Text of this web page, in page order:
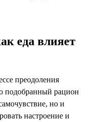
еда влияет
преодоления
подобранный рацион
но и
настроение и